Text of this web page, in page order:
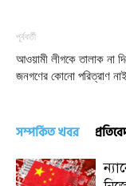
পূর্ববর্তী
আওয়ামী লীগকে তালাক না
জনগণের কোনো পরিত্রাণ
সম্পর্কিত খবর